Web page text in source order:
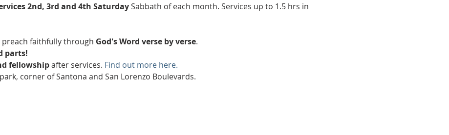
2nd, 3rd and 4th Saturday Sabbath of each month. Services up to 1.5 hrs in
faithfully through God's Word verse by verse.
parts!
fellowship after services. Find out more here.
corner of Santona and San Lorenzo Boulevards.